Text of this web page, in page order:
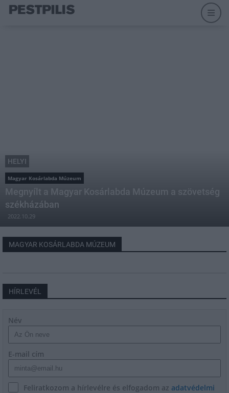
HELYI
Magyar Kosárlabda Múzeum
Megnyílt a Magyar Kosárlabda Múzeum a szövetség
székházában
2022.10.29
MAGYAR KOSÁRLABDA MÚZEUM
HÍRLEVÉL
Név
E-mail cím
Feliratkozom a hírlevélre és elfogadom az adatvédelmi